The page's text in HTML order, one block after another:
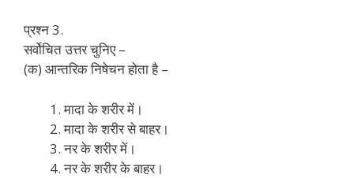
प्रश्न 3.
सर्वोचित उत्तर चुनिए –
(क) आन्तरिक निषेचन होता है –
मादा के शरीर में।
मादा के शरीर से बाहर।
नर के शरीर में।
नर के शरीर के बाहर।